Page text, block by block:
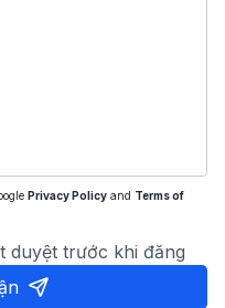
Privacy Policy and Terms of
duyệt trước khi đăng